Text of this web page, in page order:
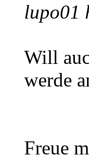
lupo01
Will
werde
Freue